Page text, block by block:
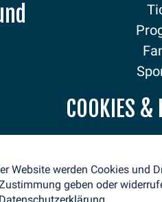
COOKIES &
Website werden Cookies und
geben oder